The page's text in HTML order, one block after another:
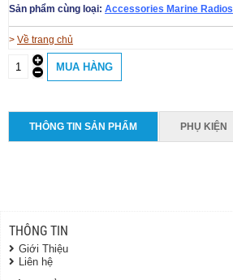
Sản phẩm cùng loại: Accessories Marine Radios
> Về trang chủ
THÔNG TIN SẢN PHẨM PHỤ KIỆN
THÔNG TIN
Giới Thiệu
Liên hệ